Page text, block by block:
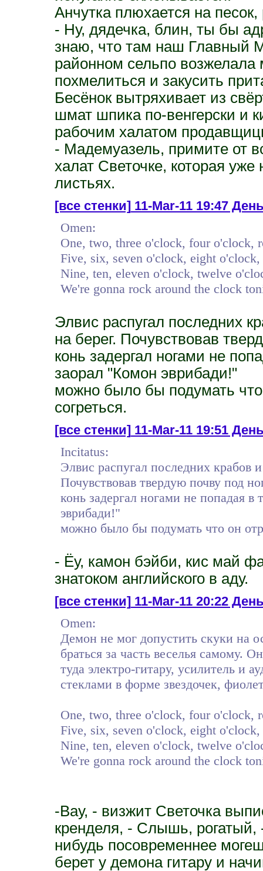
Анчутка плюхается на
- Ну, дядечка, блин, ты бы
знаю, что там наш Главный
районном сельпо возжелала
похмелиться и закусить
Бесёнок вытряхивает из
шмат шпика по-венгерски и
рабочим халатом
- Мадемуазель, примите от
халат Светочке, которая
листьях.
[все стенки]11-Mar-11 19:47
Omen:
One, two, three o'clock, four o'clock,
Five, six, seven o'clock, eight
Nine, ten, eleven o'clock, twelve
We're gonna rock around the clock
Элвис распугал последних
на берег. Почувствовав
конь задергал ногами не
заорал "Комон эврибади!"
можно было бы подумать
согреться.
[все стенки]11-Mar-11 19:51
Incitatus:
Элвис распугал последних крабов
Почувствовав твердую почву под
конь задергал ногами не попадая
эврибади!"
можно было бы подумать что он
- Ёу, камон бэйби, кис май
знатоком английского в аду.
[все стенки]11-Mar-11 20:22
Omen:
Демон не мог допустить скуки на
браться за часть веселья самому.
туда электро-гитару, усилитель и
стеклами в форме звездочек,
One, two, three o'clock, four o'clock,
Five, six, seven o'clock, eight
Nine, ten, eleven o'clock, twelve
We're gonna rock around the clock
-Вау, - визжит Светочка
кренделя, - Слышь,
нибудь посовременнее
берет у демона гитару и